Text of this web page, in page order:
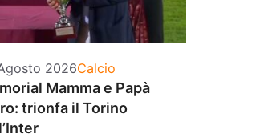
2026Categorie
Calcio
Mamma e Papà
trionfa il Torino